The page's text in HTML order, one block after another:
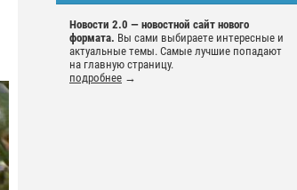
Новости 2.0 — новостной сайт нового
формата. Вы сами выбираете интересные и
актуальные темы. Самые лучшие попадают
на главную страницу.
подробнее →